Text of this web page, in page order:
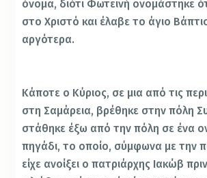
όνομα, διότι Φωτεινή ονομάστηκε
στο Χριστό και έλαβε το άγιο
αργότερα.
Κάποτε ο Κύριος, σε μια από τις
στη Σαμάρεια, βρέθηκε στην πόλη
στάθηκε έξω από την πόλη σε ένα
πηγάδι, το οποίο, σύμφωνα με την
είχε ανοίξει ο πατριάρχης Ιακώβ